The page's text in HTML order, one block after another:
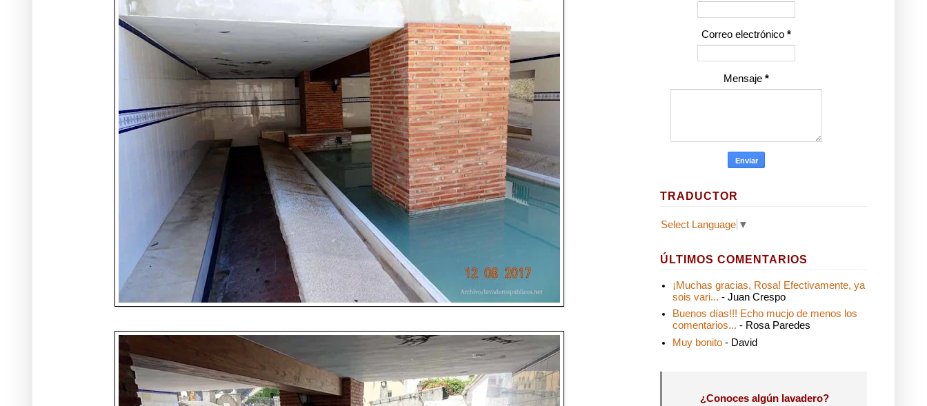
Correo electrónico *
Mensaje *
TRADUCTOR
Select Language ▼
ÚLTIMOS COMENTARIOS
¡Muchas gracias, Rosa! Efectivamente, ya
sois vari... - Juan Crespo
Buenos días!!! Echo mucjo de menos los
comentarios... - Rosa Paredes
Muy bonito - David
¿Conoces algún lavadero?